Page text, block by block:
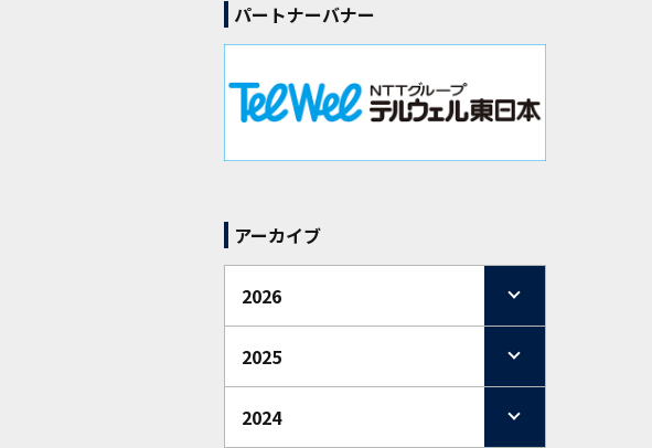
パートナーバナー
アーカイブ
2026
2025
2024